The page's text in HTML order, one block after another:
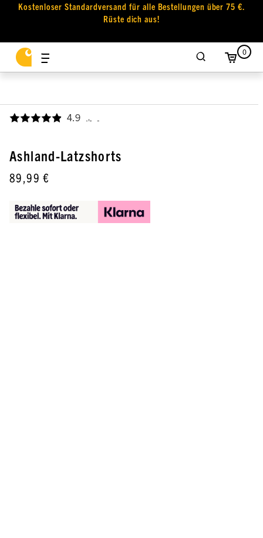
Kostenloser Standardversand für alle Bestellungen über 75 €.
Rüste dich aus!
0
4.9 ,
Ashland-Latzshorts
89,99 €